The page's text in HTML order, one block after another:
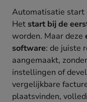
Automatisatie start
Het start bij de
worden. Maar deze
software: de juiste
aangemaakt,
instellingen of
vergelijkbare
plaatsvinden,